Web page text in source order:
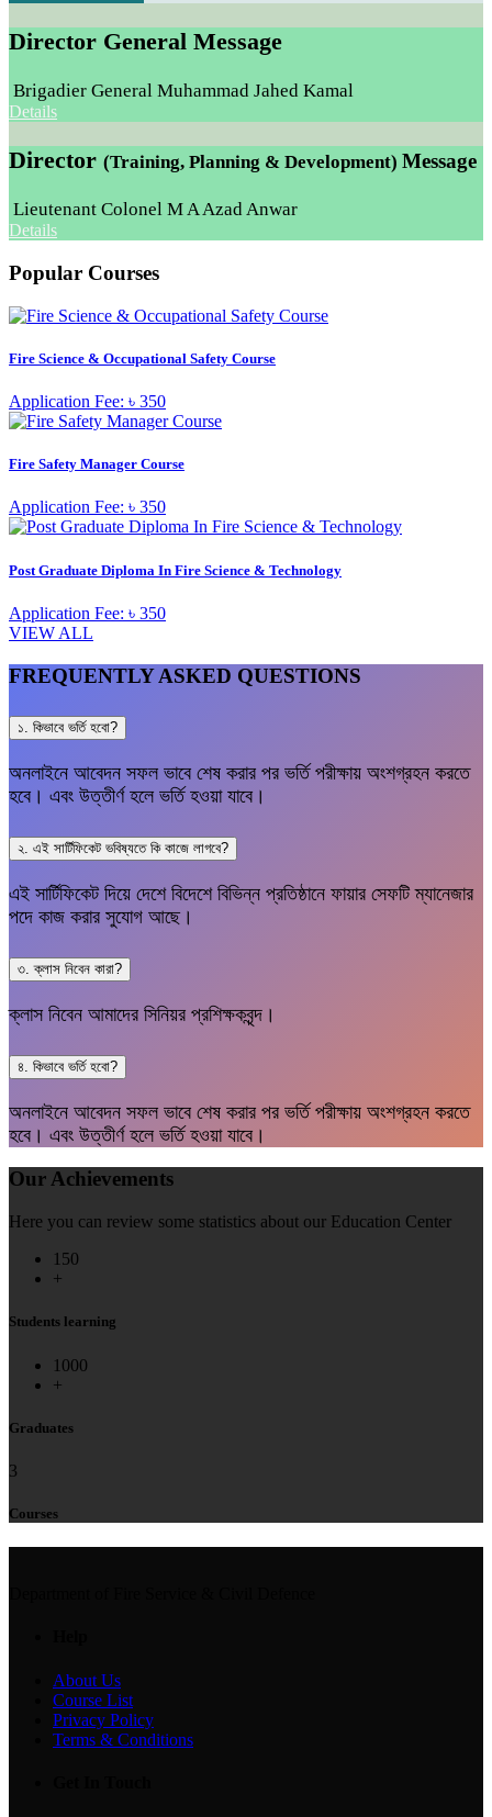
Director General Message
Brigadier General Muhammad Jahed Kamal
Details
Director (Training, Planning & Development) Message
Lieutenant Colonel M A Azad Anwar
Details
Popular Courses
Fire Science & Occupational Safety Course
Application Fee: ৳ 350
Fire Safety Manager Course
Application Fee: ৳ 350
Post Graduate Diploma In Fire Science & Technology
Application Fee: ৳ 350
VIEW ALL
FREQUENTLY ASKED QUESTIONS
১. কিভাবে ভর্তি হবো?
অনলাইনে আবেদন সফল ভাবে শেষ করার পর ভর্তি পরীক্ষায় অংশগ্রহন করতে
হবে। এবং উত্তীর্ণ হলে ভর্তি হওয়া যাবে।
২. এই সার্টিফিকেট ভবিষ্যতে কি কাজে লাগবে?
এই সার্টিফিকেট দিয়ে দেশে বিদেশে বিভিন্ন প্রতিষ্ঠানে ফায়ার সেফটি ম্যানেজার
পদে কাজ করার সুযোগ আছে।
৩. ক্লাস নিবেন কারা?
ক্লাস নিবেন আমাদের সিনিয়র প্রশিক্ষকবৃন্দ।
৪. কিভাবে ভর্তি হবো?
অনলাইনে আবেদন সফল ভাবে শেষ করার পর ভর্তি পরীক্ষায় অংশগ্রহন করতে
হবে। এবং উত্তীর্ণ হলে ভর্তি হওয়া যাবে।
Our Achievements
Here you can review some statistics about our Education Center
150
+
Students learning
1000
+
Graduates
3
Courses
About Us
Course List
Privacy Policy
Terms & Conditions